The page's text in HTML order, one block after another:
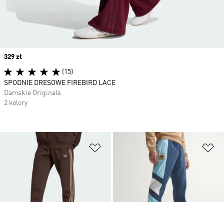
Dodaj do listy życzeń
Price
329 zł
(15)
SPODNIE DRESOWE FIREBIRD LACE
Damskie Originals
2 kolory